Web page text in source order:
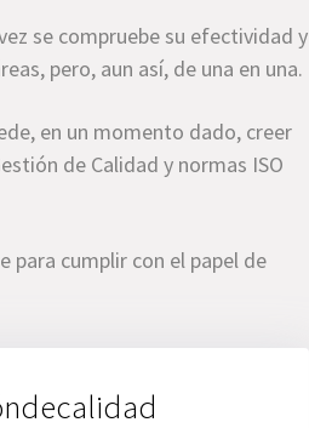
se compruebe su efectividad y
pero, aun así, de una en una.
en un momento dado, creer
de Calidad y normas ISO
para cumplir con el papel de